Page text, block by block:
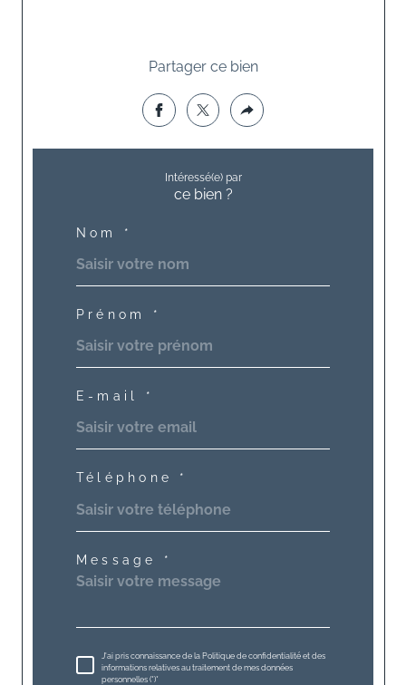
Partager ce bien
Intéressé(e) par
ce bien ?
Nom *
Prénom *
E-mail *
Téléphone *
Message *
J'ai pris connaissance de la Politique de confidentialité et des
informations relatives au traitement de mes données
personnelles (*)*